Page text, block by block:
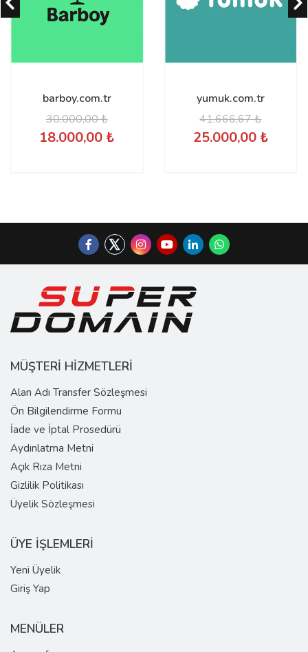
barboy.com.tr
30.000,00 ₺
18.000,00 ₺
yumuk.com.tr
41.666,67 ₺
25.000,00 ₺
MÜŞTERİ HİZMETLERİ
Alan Adı Transfer Sözleşmesi
Ön Bilgilendirme Formu
İade ve İptal Prosedürü
Aydınlatma Metni
Açık Rıza Metni
Gizlilik Politikası
Üyelik Sözleşmesi
ÜYE İŞLEMLERİ
Yeni Üyelik
Giriş Yap
MENÜLER